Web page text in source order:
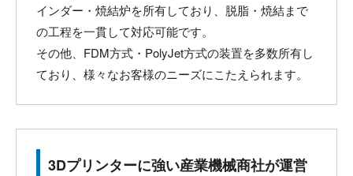
インダー・焼結炉を所有しており、脱脂・焼結まで
の工程を一貫して対応可能です。
その他、FDM方式・PolyJet方式の装置を多数所有し
ており、様々なお客様のニーズにこたえられます。
3Dプリンターに強い産業機械商社が運営